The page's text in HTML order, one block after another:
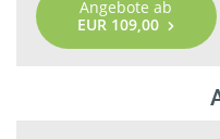
Angebote ab
EUR 109,00